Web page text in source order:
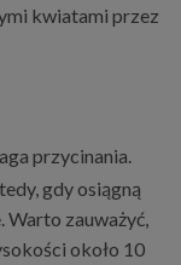
kwiatami przez
przycinania.
gdy osiągną
Warto zauważyć,
około 10